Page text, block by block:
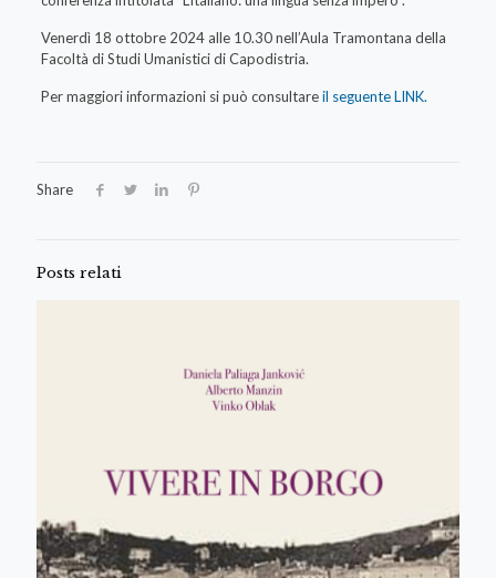
Venerdì 18 ottobre 2024 alle 10.30 nell’Aula Tramontana della
Facoltà di Studi Umanistici di Capodistria.
Per maggiori informazioni si può consultareil seguente LINK.
Share
Posts relati